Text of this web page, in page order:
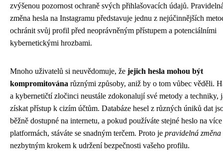
zvýšenou pozornost ochraně svých přihlašovacích údajů.
změna hesla na Instagramu představuje jednu z nejúčinnějších
ochránit svůj profil před neoprávněným přístupem a potenciálními
kybernetickými hrozbami.
Mnoho uživatelů si neuvědomuje, že jejich hesla mohou být
kompromitována různými způsoby, aniž by o tom vůbec věděli.
a kybernetičtí zločinci neustále zdokonalují své metody a techniky,
získat přístup k cizím účtům. Databáze hesel z různých úniků dat
běžně dostupné na internetu, a pokud používáte stejné heslo na více
platformách, stáváte se snadným terčem. Proto je pravidelná změna
nezbytným krokem k udržení bezpečnosti vašeho profilu.